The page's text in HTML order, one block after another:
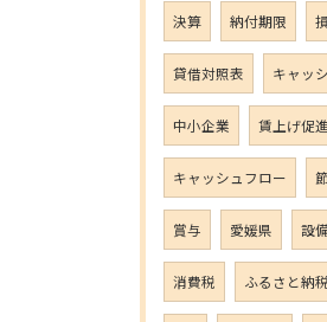
決算 納付期限
貸借対照表 キャッ
中小企業 賃上げ促
キャッシュフロー
賞与 愛媛県 設
消費税 ふるさと納税